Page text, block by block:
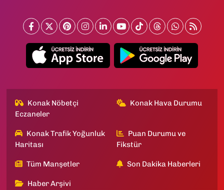
Konak Nöbetçi
Eczaneler
Konak Hava Durumu
Konak Trafik Yoğunluk
Haritası
Puan Durumu ve
Fikstür
Tüm Manşetler Son Dakika Haberleri
Haber Arşivi